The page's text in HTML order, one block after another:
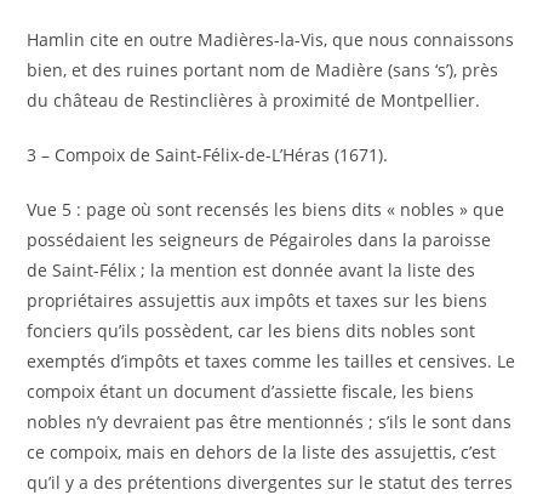
Hamlin cite en outre Madières-la-Vis, que nous connaissons
bien, et des ruines portant nom de Madière (sans ‘s’), près
du château de Restinclières à proximité de Montpellier.
3 – Compoix de Saint-Félix-de-L’Héras (1671).
Vue 5 : page où sont recensés les biens dits « nobles » que
possédaient les seigneurs de Pégairoles dans la paroisse
de Saint-Félix ; la mention est donnée avant la liste des
propriétaires assujettis aux impôts et taxes sur les biens
fonciers qu’ils possèdent, car les biens dits nobles sont
exemptés d’impôts et taxes comme les tailles et censives. Le
compoix étant un document d’assiette fiscale, les biens
nobles n’y devraient pas être mentionnés ; s’ils le sont dans
ce compoix, mais en dehors de la liste des assujettis, c’est
qu’il y a des prétentions divergentes sur le statut des terres